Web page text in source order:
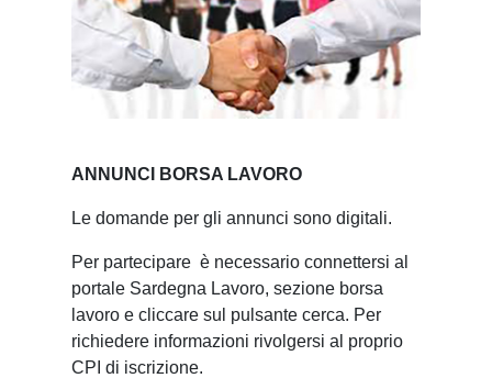
ANNUNCI BORSA LAVORO
Le domande per gli annunci sono digitali.
Per partecipare è necessario connettersi al
portale Sardegna Lavoro, sezione borsa
lavoro e cliccare sul pulsante cerca. Per
richiedere informazioni rivolgersi al proprio
CPI di iscrizione.